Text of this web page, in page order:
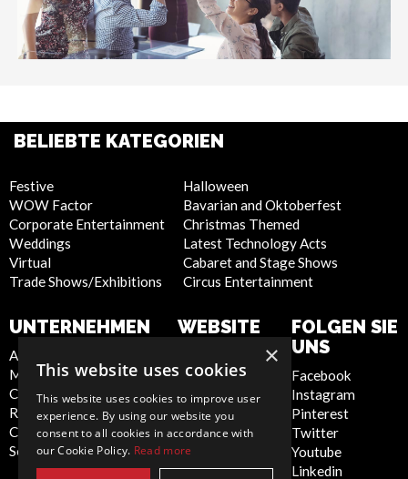
BELIEBTE KATEGORIEN
Festive
WOW Factor
Corporate Entertainment
Weddings
Virtual
Trade Shows/Exhibitions
Halloween
Bavarian and Oktoberfest
Christmas Themed
Latest Technology Acts
Cabaret and Stage Shows
Circus Entertainment
UNTERNEHMEN
About Us
Meet the Team
Contact Us
Report Abuse
Compliance Statement -
Seafarers
WEBSITE
Cookie Policy
Artist Sign Up
Terms and
Conditions
Sitemap
FOLGEN SIE
UNS
Facebook
Instagram
Pinterest
Twitter
Youtube
Linkedin
×
This website uses cookies
This website uses cookies to improve user
experience. By using our website you
consent to all cookies in accordance with
our Cookie Policy. Read more